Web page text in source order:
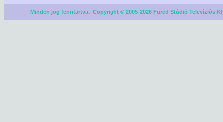
Minden jog fenntartva. Copyright © 2005-2026 Füred Stúdió Televíziós